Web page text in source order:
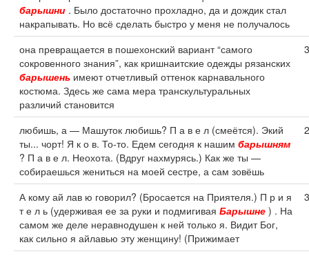
барышни . Было достаточно прохладно, да и дождик стал
накрапывать. Но всё сделать быстро у меня не получалось
она превращается в пошехонский вариант “самого
сокровенного знания”, как кришнаитские одежды рязанских
барышень имеют отчетливый оттенок карнавального
костюма. Здесь же сама мера транскультуральных
различий становится
3
любишь, а — Машуток любишь? П а в е л (смеётся). Экий
ты... чорт! Я к о в. То-то. Едем сегодня к нашим барышням
? П а в е л. Неохота. (Вдруг нахмурясь.) Как же ты —
собираешься жениться на моей сестре, а сам зовёшь
2
А кому ай лав ю говорил? (Бросается на Приятеля.) П р и я
т е л ь (удерживая ее за руки и подмигивая Барышне ) . На
самом же деле неравнодушен к ней только я. Видит Бог,
как сильно я айлавью эту женщину! (Прижимает
3